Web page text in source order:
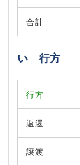
合計
い 行方
行方
返還
譲渡